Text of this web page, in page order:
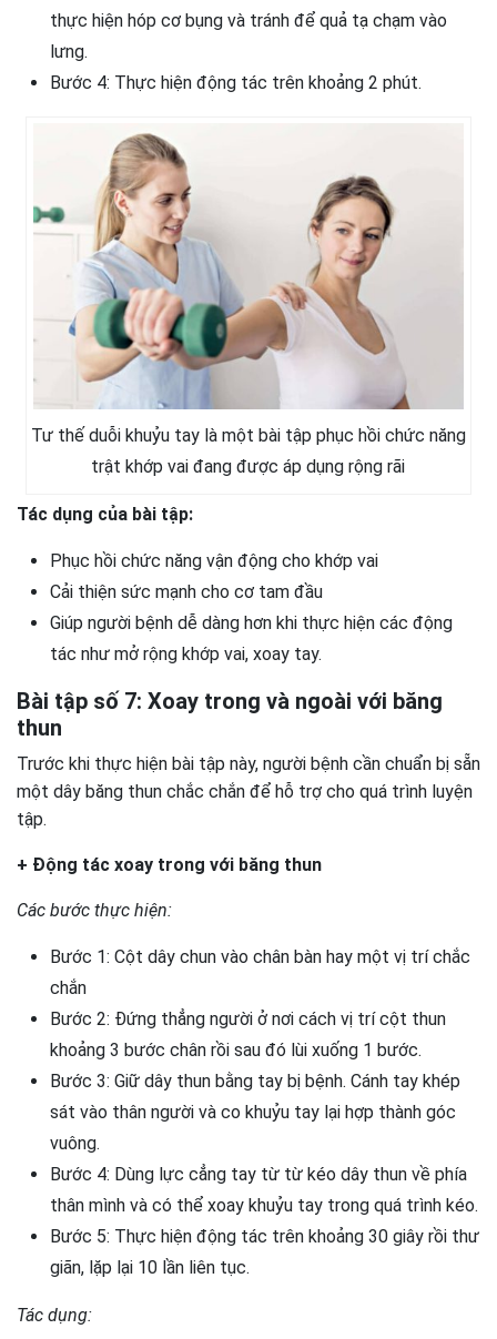
thực hiện hóp cơ bụng và tránh để quả tạ chạm vào
lưng.
Bước 4: Thực hiện động tác trên khoảng 2 phút.
Tư thế duỗi khuỷu tay là một bài tập phục hồi chức năng
trật khớp vai đang được áp dụng rộng rãi
Tác dụng của bài tập:
Phục hồi chức năng vận động cho khớp vai
Cải thiện sức mạnh cho cơ tam đầu
Giúp người bệnh dễ dàng hơn khi thực hiện các động
tác như mở rộng khớp vai, xoay tay.
Bài tập số 7: Xoay trong và ngoài với băng
thun
Trước khi thực hiện bài tập này, người bệnh cần chuẩn bị sẵn
một dây băng thun chắc chắn để hỗ trợ cho quá trình luyện
tập.
+ Động tác xoay trong với băng thun
Các bước thực hiện:
Bước 1: Cột dây chun vào chân bàn hay một vị trí chắc
chắn
Bước 2: Đứng thẳng người ở nơi cách vị trí cột thun
khoảng 3 bước chân rồi sau đó lùi xuống 1 bước.
Bước 3: Giữ dây thun bằng tay bị bệnh. Cánh tay khép
sát vào thân người và co khuỷu tay lại hợp thành góc
vuông.
Bước 4: Dùng lực cẳng tay từ từ kéo dây thun về phía
thân mình và có thể xoay khuỷu tay trong quá trình kéo.
Bước 5: Thực hiện động tác trên khoảng 30 giây rồi thư
giãn, lặp lại 10 lần liên tục.
Tác dụng: